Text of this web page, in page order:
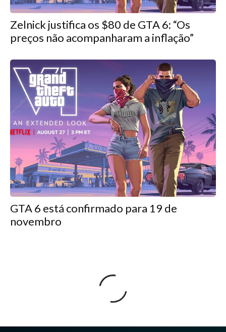
Zelnick justifica os $80 de GTA 6: “Os
preços não acompanharam a inflação”
GTA 6 está confirmado para 19 de
novembro